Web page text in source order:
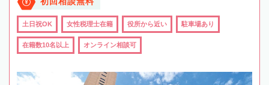
土日祝OK 女性税理士在籍 役所から近い 駐車場あり
在籍数10名以上 オンライン相談可